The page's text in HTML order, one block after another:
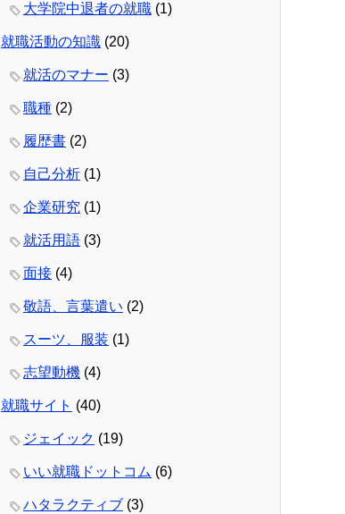
大学院中退者の就職 (1)
就職活動の知識 (20)
就活のマナー (3)
職種 (2)
履歴書 (2)
自己分析 (1)
企業研究 (1)
就活用語 (3)
面接 (4)
敬語、言葉遣い (2)
スーツ、服装 (1)
志望動機 (4)
就職サイト (40)
ジェイック (19)
いい就職ドットコム (6)
ハタラクティブ (3)